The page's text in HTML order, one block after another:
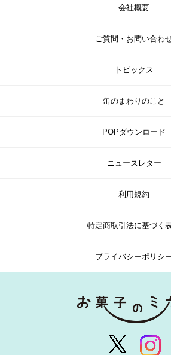
会社概要
ご質問・お問い合わ
トピックス
缶のまわりのこと
POPダウンロード
ニュースレター
利用規約
特定商取引法に基づく
プライバシーポリシ